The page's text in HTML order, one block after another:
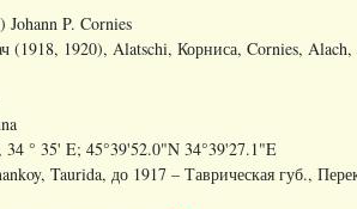
Johann P. Cornies
(1918, 1920), Alatschi, Корниса, Cornies, Alach,
34 ° 35' E; 45°39'52.0"N 34°39'27.1"E
Taurida, до 1917 – Таврическая губ.,